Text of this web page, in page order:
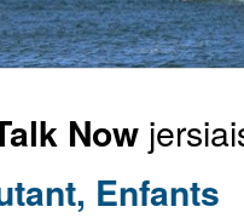
Now
Enfants